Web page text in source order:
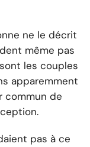
ne le décrit
même pas
les couples
apparemment
commun de
pas à ce